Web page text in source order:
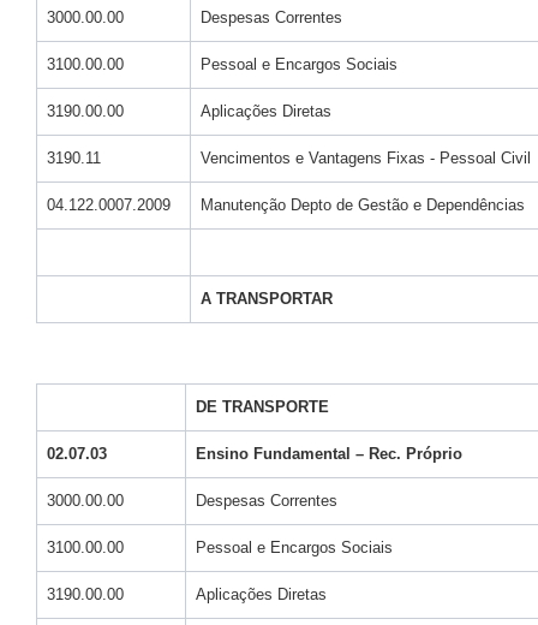
3000.00.00 Despesas Correntes
3100.00.00 Pessoal e Encargos Sociais
3190.00.00 Aplicações Diretas
3190.11 Vencimentos e Vantagens Fixas - Pessoal Civil
04.122.0007.2009 Manutenção Depto de Gestão e Dependências
A TRANSPORTAR
DE TRANSPORTE
02.07.03 Ensino Fundamental – Rec. Próprio
3000.00.00 Despesas Correntes
3100.00.00 Pessoal e Encargos Sociais
3190.00.00 Aplicações Diretas